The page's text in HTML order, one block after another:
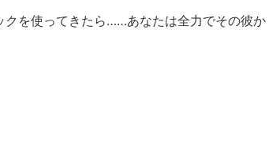
クを使ってきたら……あなたは全力でその彼か